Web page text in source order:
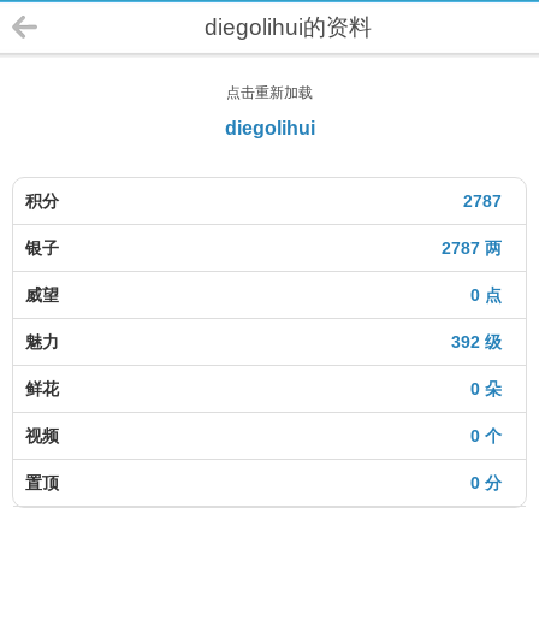
diegolihui的资料
点击重新加载
diegolihui
2787
积分
2787 两
银子
0 点
威望
392 级
魅力
0 朵
鲜花
0 个
视频
0 分
置顶